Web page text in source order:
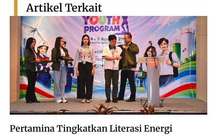
Pertamina Tingkatkan Literasi Energi
Artikel Terkait